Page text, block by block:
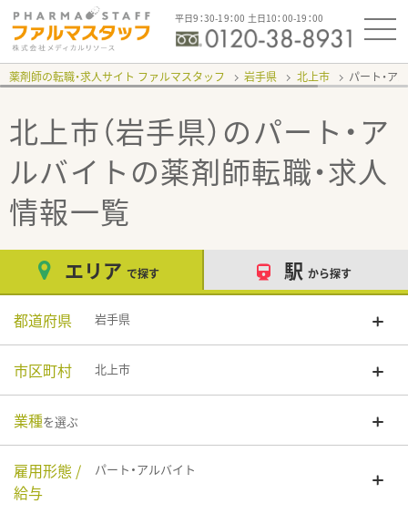
平日9：30-19：00 土日10：00-19：00
薬剤師の転職・求人サイト ファルマスタッフ 岩手県 北上市 パート・ア
北上市（岩手県）のパート・ア
ルバイトの薬剤師転職・求人
情報一覧
エリア で探す 駅 から探す
都道府県 岩手県
市区町村 北上市
業種を選ぶ
雇用形態 /
給与
パート・アルバイト